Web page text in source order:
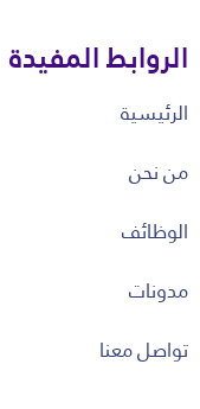
الروابط المفيدة
الرئيسية
من نحن
الوظائف
مدونات
تواصل معنا